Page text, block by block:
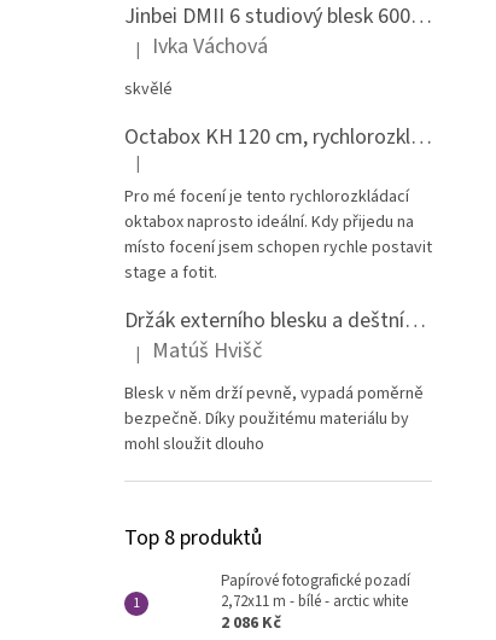
Jinbei DMII 6 studiový blesk 600 Ws, Bowens bajonet
Hodnocení produktu je 5 z 5 hvězdiček.
| Ivka Váchová
skvělé
Octabox KH 120 cm, rychlorozkládací s voštinou, adaptér Bowens
Hodnocení produktu je 5 z 5 hvězdiček.
|
Pro mé focení je tento rychlorozkládací
oktabox naprosto ideální. Kdy přijedu na
místo focení jsem schopen rychle postavit
stage a fotit.
Držák externího blesku a deštníku na stativ - celokovový
Hodnocení produktu je 5 z 5 hvězdiček.
| Matúš Hvišč
Blesk v něm drží pevně, vypadá poměrně
bezpečně. Díky použitému materiálu by
mohl sloužit dlouho
Top 8 produktů
Papírové fotografické pozadí
2,72x11 m - bílé - arctic white
2 086 Kč